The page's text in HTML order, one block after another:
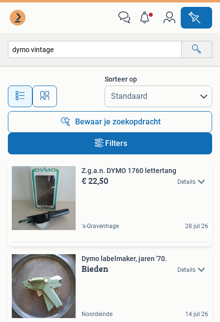
Alle afstanden…
Sorteer op
Bewaar je zoekopdracht
Filters
Z.g.a.n. DYMO 1760 lettertang
€ 22,50 Details
's-Gravenhage 28 jul 26
Dymo labelmaker, jaren '70.
Bieden Details
Noordeinde 14 jul 26